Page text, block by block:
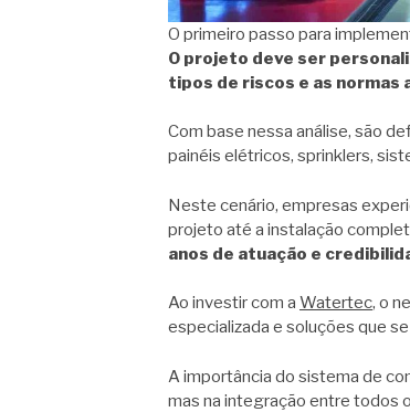
O primeiro passo para
O projeto deve ser
tipos de riscos e as normas
Com base nessa análise, são
painéis elétricos, sprinklers,
Neste cenário, empresas
projeto até a instalação
anos de atuação e
Ao investir com a Watertec, o
especializada e soluções que
A importância do sistema de
mas na integração entre todos